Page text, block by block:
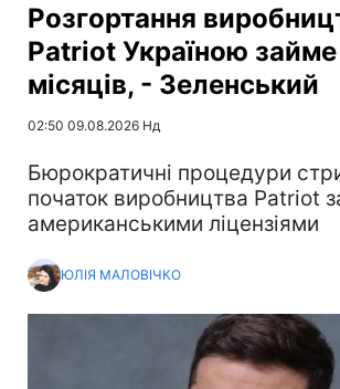
Розгортання
Patriot Україною займе
місяців, - Зеленський
02:50 09.08.2026 Нд
Бюрократичні процедури
початок виробництва Patriot
американськими ліцензіями
ЮЛІЯ МАЛОВІЧКО